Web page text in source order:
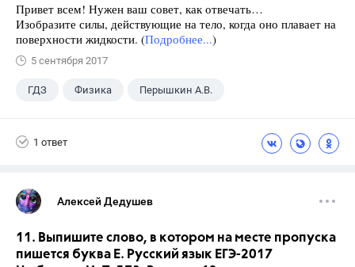
Привет всем! Нужен ваш совет, как отвечать…
Изобразите силы, действующие на тело, когда оно плавает на
поверхности жидкости. (Подробнее...)
5 сентября 2017
ГДЗ Физика Перышкин А.В.
1 ответ
Алексей Дедушев
11. Выпишите слово, в котором на месте пропуска
пишется буква Е. Русский язык ЕГЭ-2017